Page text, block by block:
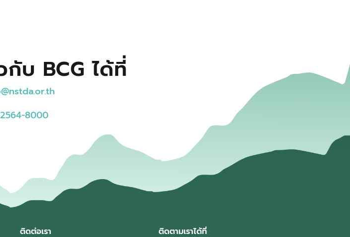
กับ BCG ได้ที่
8000
ติดต่อเรา
ติดตามเราได้ที่